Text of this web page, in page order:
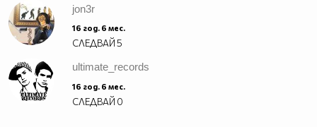
jon3r
16 год. 6 мес.
СЛЕДВАЙ5
ultimate_records
16 год. 6 мес.
СЛЕДВАЙ 0